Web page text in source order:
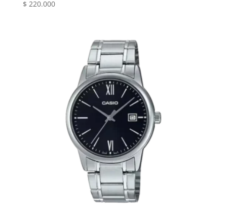
$ 220.000